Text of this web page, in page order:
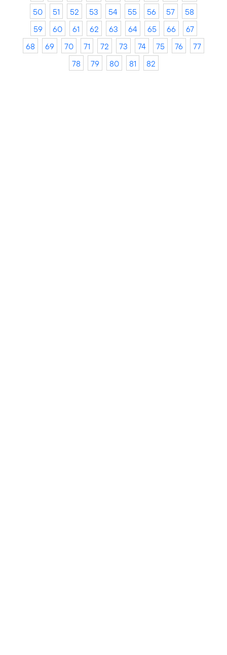
50
51 52 53 54 55 56 57
58
59
60 61 62 63 64 65 66
67
68
69 70 71 72 73 74 75 76
77
78
79 80 81 82